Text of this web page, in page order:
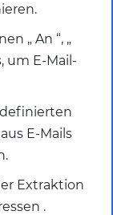
„ An “, „
um E-Mail-
E-Mails
Extraktion
.